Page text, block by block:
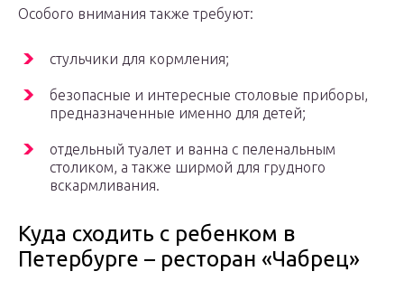
Особого внимания также требуют:
стульчики для кормления;
безопасные и интересные столовые приборы,
предназначенные именно для детей;
отдельный туалет и ванна с пеленальным
столиком, а также ширмой для грудного
вскармливания.
Куда сходить с ребенком в
Петербурге – ресторан «Чабрец»